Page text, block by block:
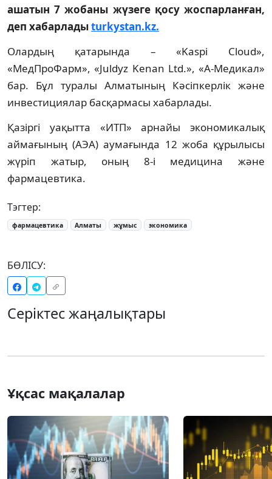
ашатын 7 жобаны жүзеге қосу жоспарланған,
деп хабарладыturkystan.kz.
Олардың қатарында – «Kaspi Cloud»,
«МедПроФарм», «Juldyz Kenan Ltd.», «А-Медикал»
бар. Бұл туралы Алматының Кәсіпкерлік және
инвестициялар басқармасы хабарлады.
Қазіргі уақытта «ИТП» арнайы экономикалық
аймағының (АЭА) аумағында 12 жоба құрылысы
жүріп жатыр, оның 8-і медицина және
фармацевтика.
Тэгтер:
фармацевтика Алматы жұмыс экономика
БӨЛІСУ:
Серіктес жаңалықтары
Ұқсас мақалалар